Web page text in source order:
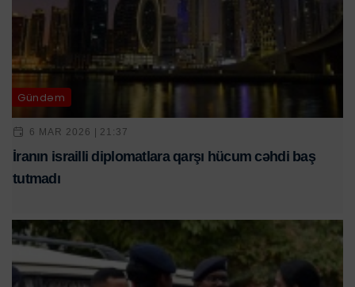
Gündəm
6 MAR 2026 | 21:37
İranın israilli diplomatlara qarşı hücum cəhdi baş
tutmadı